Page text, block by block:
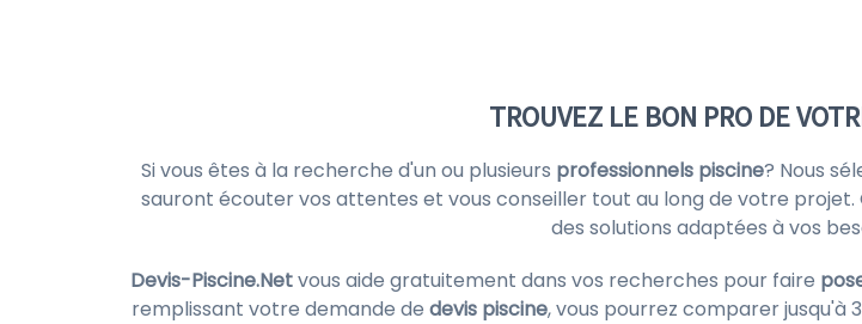
TROUVEZ LE BON PRO DE
Si vous êtes à la recherche d'un ou plusieurs professionnels piscine? Nous
sauront écouter vos attentes et vous conseiller tout au long de votre
des solutions adaptées à vos
Devis-Piscine.Netvous aide gratuitement dans vos recherches pour faire
remplissant votre demande de devis piscine, vous pourrez comparer jusqu'à